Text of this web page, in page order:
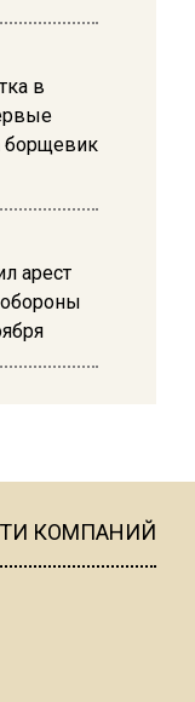
в
борщевик
арест
КОМПАНИЙ